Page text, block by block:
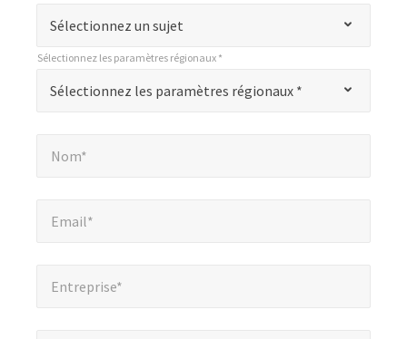
"
indique
obligatoires
Sélectionnez un sujet
Sélectionnez les paramètres régionaux *
Sélectionnez les paramètres régionaux *
Nom*
Email*
Entreprise*